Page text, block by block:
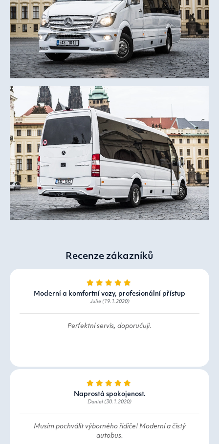
Recenze zákazníků
Moderní a komfortní vozy, profesionální přístup
Julie (19.1.2020)
Perfektní servis, doporučuji.
Naprostá spokojenost.
Daniel (30.1.2020)
Musím pochválit výborného řidiče! Moderní a čistý
autobus.